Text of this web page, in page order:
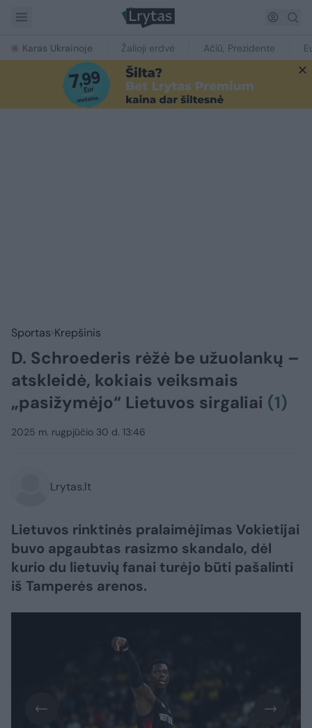
Karas Ukrainoje Žalioji erdvė Ačiū, Prezidente
Sportas Krepšinis
D. Schroederis rėžė be užuolankų –
atskleidė, kokiais veiksmais
„pasižymėjo“ Lietuvos sirgaliai (1)
2025 m. rugpjūčio 30 d. 13:46
Lrytas.lt
Lietuvos rinktinės pralaimėjimas Vokietijai
buvo apgaubtas rasizmo skandalo, dėl
kurio du lietuvių fanai turėjo būti pašalinti
iš Tamperės arenos.